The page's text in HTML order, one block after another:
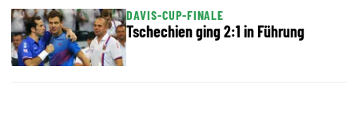
DAVIS-CUP-FINALE
Tschechien ging 2:1 in Führung